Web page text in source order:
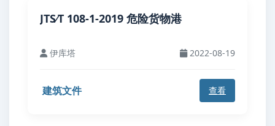
JTS∕T 108-1-2019 危险货物港
伊库塔 2022-08-19
建筑文件 查看